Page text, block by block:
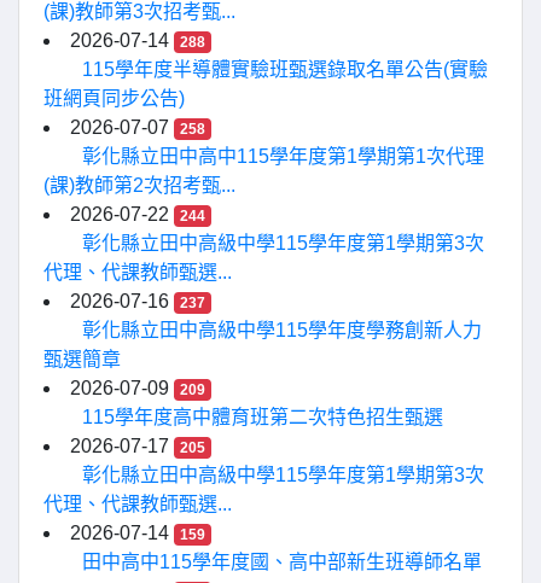
(課)教師第3次招考甄...
2026-07-14
288
115學年度半導體實驗班甄選錄取名單公告(實驗
班網頁同步公告)
2026-07-07
258
彰化縣立田中高中115學年度第1學期第1次代理
(課)教師第2次招考甄...
2026-07-22
244
彰化縣立田中高級中學115學年度第1學期第3次
代理、代課教師甄選...
2026-07-16
237
彰化縣立田中高級中學115學年度學務創新人力
甄選簡章
2026-07-09
209
115學年度高中體育班第二次特色招生甄選
2026-07-17
205
彰化縣立田中高級中學115學年度第1學期第3次
代理、代課教師甄選...
2026-07-14
159
田中高中115學年度國、高中部新生班導師名單